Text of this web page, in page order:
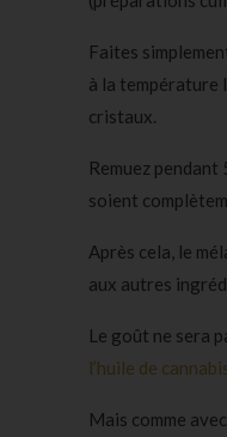
Faites
à la température
cristaux.
Remuez pendant
soient
Après cela, le
aux autres
Le goût ne sera
l’huile de
Mais comme